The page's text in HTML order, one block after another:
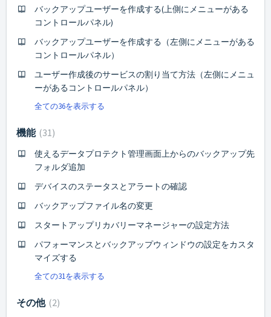
バックアップユーザーを作成する(上側にメニューがある
コントロールパネル)
バックアップユーザーを作成する（左側にメニューがある
コントロールパネル）
ユーザー作成後のサービスの割り当て方法（左側にメニュ
ーがあるコントロールパネル）
全ての36を表示する
機能 31
使えるデータプロテクト管理画面上からのバックアップ先
フォルダ追加
デバイスのステータスとアラートの確認
バックアップファイル名の変更
スタートアップリカバリーマネージャーの設定方法
パフォーマンスとバックアップウィンドウの設定をカスタ
マイズする
全ての31を表示する
その他 2